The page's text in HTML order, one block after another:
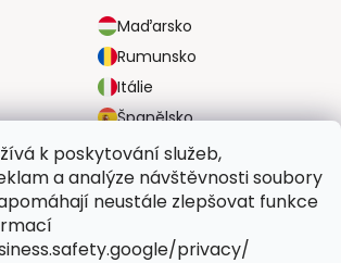
k poskytování služeb,
a analýze návštěvnosti soubory
neustále zlepšovat funkce
privacy/
Maďarsko
Rumunsko
Itálie
Španělsko
Rakousko
DOPRAVY